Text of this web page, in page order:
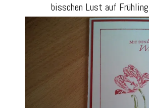
bisschen Lust auf